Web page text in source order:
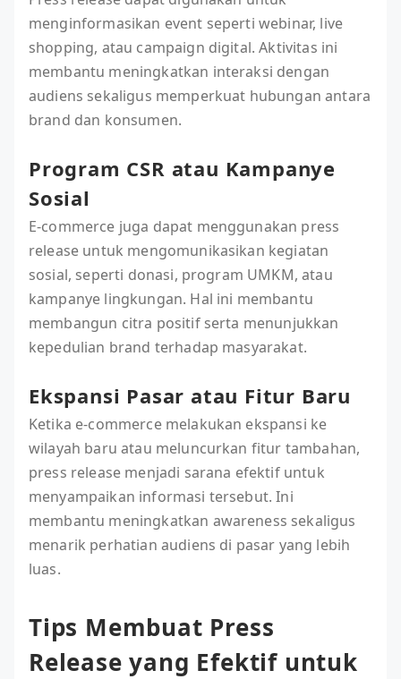
menginformasikan event seperti webinar, live
shopping, atau campaign digital. Aktivitas ini
membantu meningkatkan interaksi dengan
audiens sekaligus memperkuat hubungan antara
brand dan konsumen.
Program CSR atau Kampanye
Sosial
E-commerce juga dapat menggunakan press
release untuk mengomunikasikan kegiatan
sosial, seperti donasi, program UMKM, atau
kampanye lingkungan. Hal ini membantu
membangun citra positif serta menunjukkan
kepedulian brand terhadap masyarakat.
Ekspansi Pasar atau Fitur Baru
Ketika e-commerce melakukan ekspansi ke
wilayah baru atau meluncurkan fitur tambahan,
press release menjadi sarana efektif untuk
menyampaikan informasi tersebut. Ini
membantu meningkatkan awareness sekaligus
menarik perhatian audiens di pasar yang lebih
luas.
Tips Membuat Press
Release yang Efektif untuk